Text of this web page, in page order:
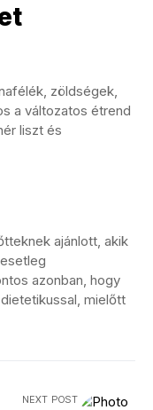
zöldségek,
a változatos étrend
liszt és
ajánlott, akik
azonban, hogy
mielőtt
NEXT POST